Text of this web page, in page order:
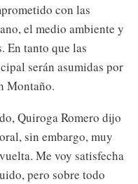
con las
el medio ambiente y
En tanto que las
serán asumidas por
Montaño.
Quiroga Romero dijo
sin embargo, muy
Me voy satisfecha
pero sobre todo